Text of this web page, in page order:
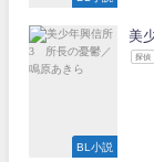
BL小説
美
探偵